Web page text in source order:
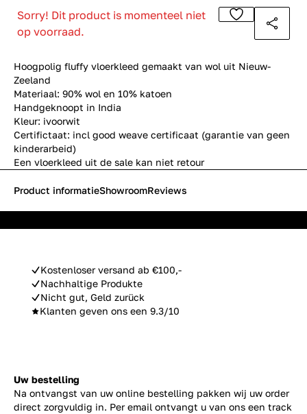
Sorry! Dit product is momenteel niet
op voorraad.
Hoogpolig fluffy vloerkleed gemaakt van wol uit Nieuw-
Zeeland
Materiaal: 90% wol en 10% katoen
Handgeknoopt in India
Kleur: ivoorwit
Certifictaat: incl good weave certificaat (garantie van geen
kinderarbeid)
Een vloerkleed uit de sale kan niet retour
Kostenloser versand ab €100,-
Nachhaltige Produkte
Nicht gut, Geld zurück
Klanten geven ons een 9.3/10
Product informatieShowroomReviews
Uw bestelling
Na ontvangst van uw online bestelling pakken wij uw order
direct zorgvuldig in. Per email ontvangt u van ons een track